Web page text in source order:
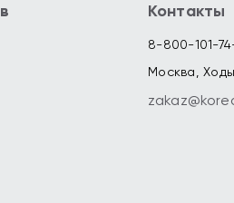
Контакты
8-800-101-
Москва,